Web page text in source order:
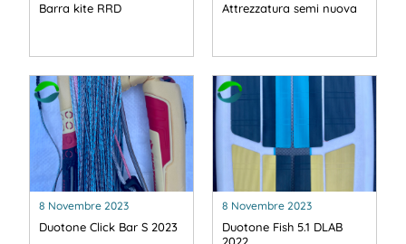
Barra kite RRD Attrezzatura semi nuova
8 Novembre 2023
Duotone Click Bar S 2023
8 Novembre 2023
Duotone Fish 5.1 DLAB